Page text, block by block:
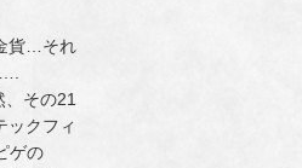
貨…それ
その21
ックフィ
ゲの